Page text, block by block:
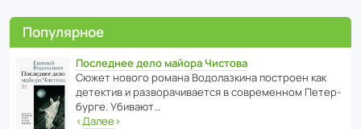
Популярное
Последнее дело майора Чистова
Сюжет нового романа Водо­ла­з­кина пост­роен как
дете­ктив и разво­ра­чи­ва­ется в совре­менном Пете­р­
бурге. Убивают…
‹Далее›